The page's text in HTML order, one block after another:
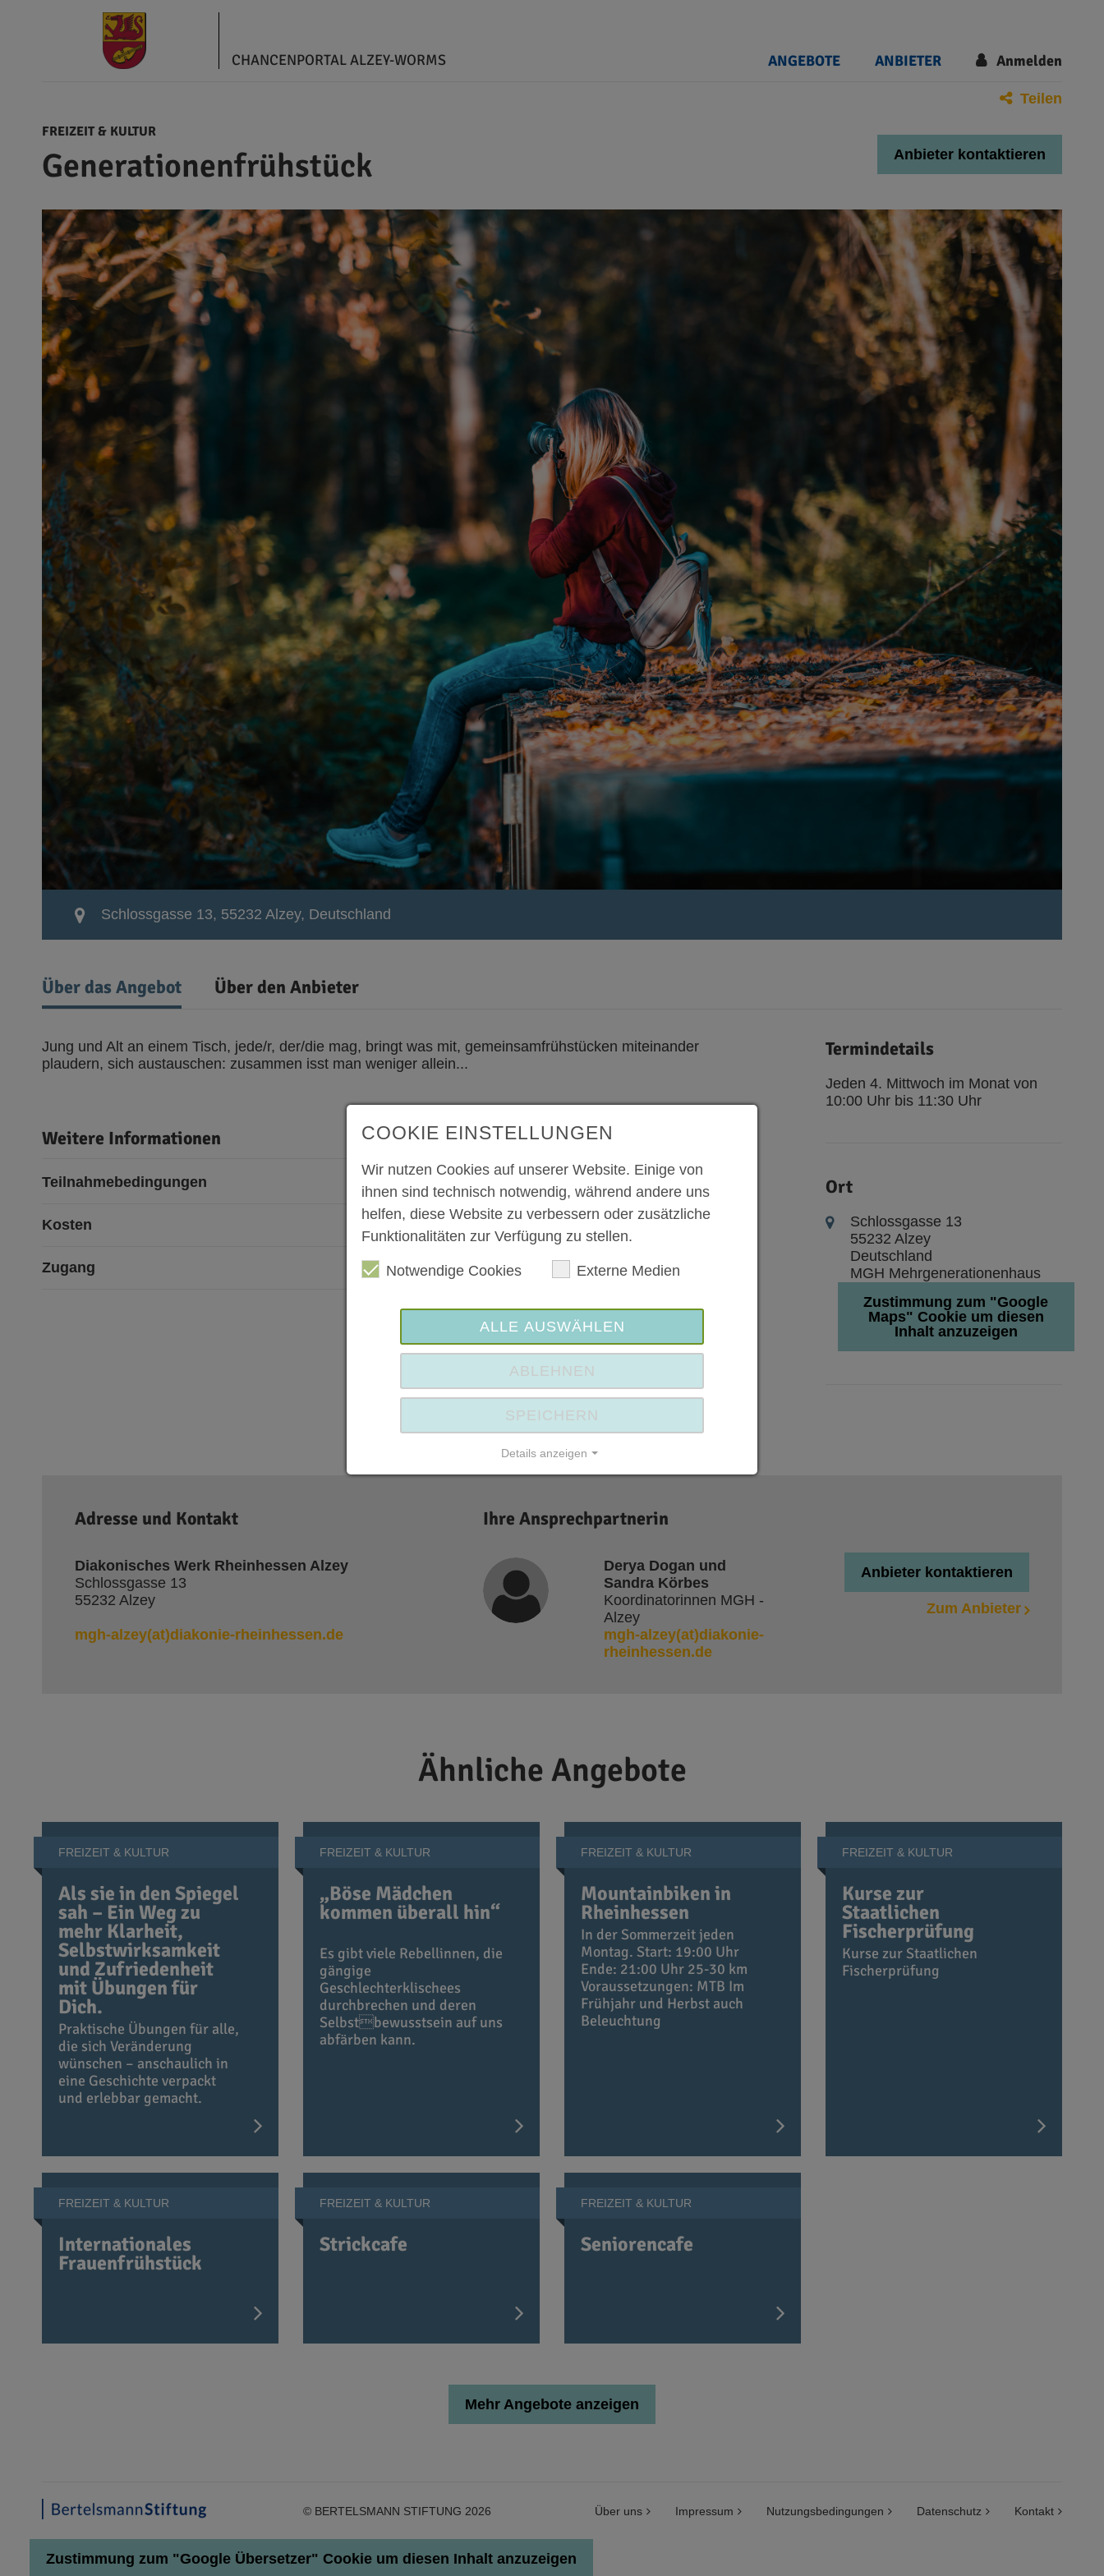
CHANCENPORTAL ALZEY-WORMS ANGEBOTE ANBIETER Anmelden
Teilen
FREIZEIT & KULTUR
Generationenfrühstück Anbieter kontaktieren
Schlossgasse 13, 55232 Alzey, Deutschland
Über das Angebot Über den Anbieter
Jung und Alt an einem Tisch, jede/r, der/die mag, bringt was mit, gemeinsamfrühstücken miteinander
plaudern, sich austauschen: zusammen isst man weniger allein...
Weitere Informationen
Teilnahmebedingungen Anmeldung ist nicht erforderlich
Kosten kostenfrei
Zugang Offen (ohne Mitgliedschaft)
Termindetails
Jeden 4. Mittwoch im Monat von
10:00 Uhr bis 11:30 Uhr
Ort
Schlossgasse 13
55232 Alzey
Deutschland
MGH Mehrgenerationenhaus
Zustimmung zum "Google
Maps" Cookie um diesen
Inhalt anzuzeigen
Adresse und Kontakt
Diakonisches Werk Rheinhessen Alzey
Schlossgasse 13
55232 Alzey
mgh-alzey(at)diakonie-rheinhessen.de
Ihre Ansprechpartnerin
Derya Dogan und
Sandra Körbes
Koordinatorinnen MGH -
Alzey
mgh-alzey(at)diakonie-
rheinhessen.de
Anbieter kontaktieren
Zum Anbieter
Ähnliche Angebote
FREIZEIT & KULTUR
Als sie in den Spiegel
sah – Ein Weg zu
mehr Klarheit,
Selbstwirksamkeit
und Zufriedenheit
mit Übungen für
Dich.
Praktische Übungen für alle,
die sich Veränderung
wünschen – anschaulich in
eine Geschichte verpackt
und erlebbar gemacht.
FREIZEIT & KULTUR
„Böse Mädchen
kommen überall hin“
Es gibt viele Rebellinnen, die
gängige
Geschlechterklischees
durchbrechen und deren
Selbstbewusstsein auf uns
abfärben kann.
FREIZEIT & KULTUR
Mountainbiken in
Rheinhessen
In der Sommerzeit jeden
Montag. Start: 19:00 Uhr
Ende: 21:00 Uhr 25-30 km
Voraussetzungen: MTB Im
Frühjahr und Herbst auch
Beleuchtung
FREIZEIT & KULTUR
Kurse zur
Staatlichen
Fischerprüfung
Kurse zur Staatlichen
Fischerprüfung
FREIZEIT & KULTUR
Internationales
Frauenfrühstück
FREIZEIT & KULTUR
Strickcafe
FREIZEIT & KULTUR
Seniorencafe
Mehr Angebote anzeigen
© BERTELSMANN STIFTUNG 2026 Über uns Impressum Nutzungsbedingungen Datenschutz Kontakt
Zustimmung zum "Google Übersetzer" Cookie um diesen Inhalt anzuzeigen
COOKIE EINSTELLUNGEN
Wir nutzen Cookies auf unserer Website. Einige von
ihnen sind technisch notwendig, während andere uns
helfen, diese Website zu verbessern oder zusätzliche
Funktionalitäten zur Verfügung zu stellen.
Notwendige Cookies Externe Medien
ALLE AUSWÄHLEN
ABLEHNEN
SPEICHERN
Details anzeigen
Impressum | Datenschutz